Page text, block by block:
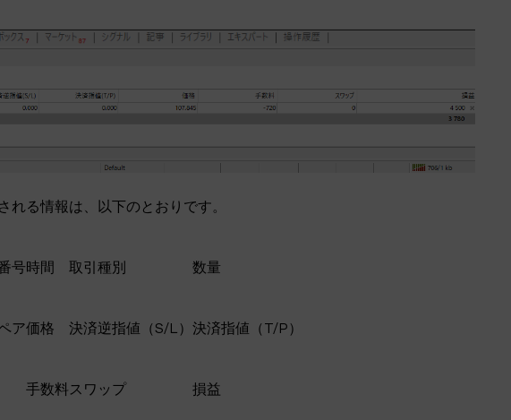
れる情報は、以下のとおりです。
号時間 取引種別 数量
ア価格 決済逆指値（S/L）決済指値（T/P）
手数料スワップ 損益